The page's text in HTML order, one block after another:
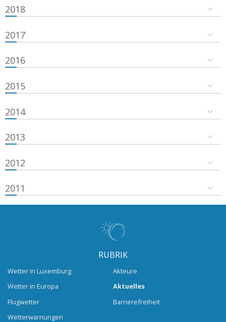
2018
2017
2016
2015
2014
2013
2012
2011
RUBRIK
Wetter in Luxemburg
Wetter in Europa
Flugwetter
Wetterwarnungen
Akteure
Aktuelles
Barrierefreiheit